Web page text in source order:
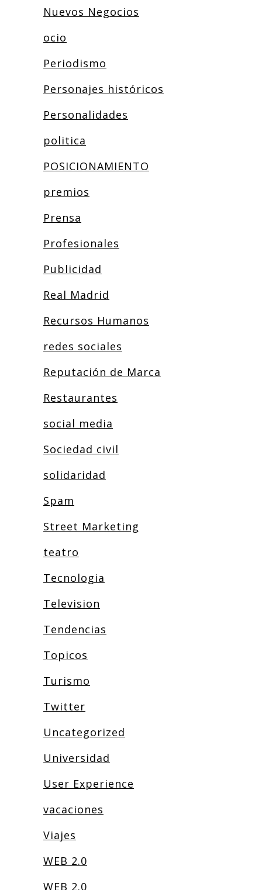
Nuevos Negocios
ocio
Periodismo
Personajes históricos
Personalidades
politica
POSICIONAMIENTO
premios
Prensa
Profesionales
Publicidad
Real Madrid
Recursos Humanos
redes sociales
Reputación de Marca
Restaurantes
social media
Sociedad civil
solidaridad
Spam
Street Marketing
teatro
Tecnologia
Television
Tendencias
Topicos
Turismo
Twitter
Uncategorized
Universidad
User Experience
vacaciones
Viajes
WEB 2.0
WEB 2.0